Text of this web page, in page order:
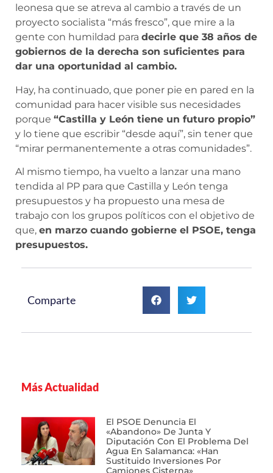
leonesa que se atreva al cambio a través de un
proyecto socialista “más fresco”, que mire a la
gente con humildad para decirle que 38 años de
gobiernos de la derecha son suficientes para
dar una oportunidad al cambio.
Hay, ha continuado, que poner pie en pared en la
comunidad para hacer visible sus necesidades
porque “Castilla y León tiene un futuro propio”
y lo tiene que escribir “desde aquí”, sin tener que
“mirar permanentemente a otras comunidades”.
Al mismo tiempo, ha vuelto a lanzar una mano
tendida al PP para que Castilla y León tenga
presupuestos y ha propuesto una mesa de
trabajo con los grupos políticos con el objetivo de
que, en marzo cuando gobierne el PSOE, tenga
presupuestos.
Comparte
Más Actualidad
El PSOE Denuncia El
«abandono» De Junta Y
Diputación Con El Problema Del
Agua En Salamanca: «Han
Sustituido Inversiones Por
Camiones Cisterna»